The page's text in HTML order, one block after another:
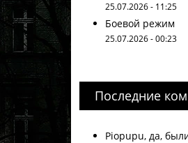
25.07.2026 - 11:25
Боевой режим
25.07.2026 - 00:23
Последние
Piopupu, да,